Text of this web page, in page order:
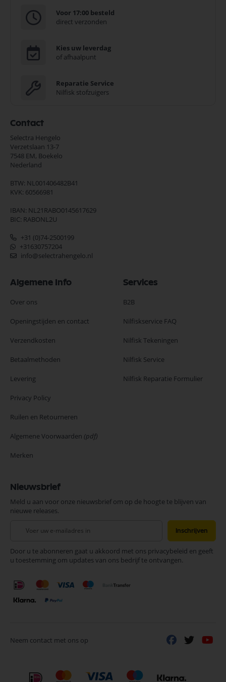
Voor 17:00 besteld
direct verzonden
Kies uw leverdag
of afhaalpunt
Reparatie Service
Nilfisk stofzuigers
Contact
Selectra Hengelo
Verzetslaan 13-7
7548 EM, Boekelo
Nederland
BTW: NL001406482B41
KVK: 60566981
IBAN: NL21RABO0145617629
BIC: RABONL2U
+31 (0)74-2500199
+31630757204
info@selectrahengelo.nl
Algemene Info
Over ons
Openingstijden en contact
Verzendkosten
Betaalmethoden
Levering
Privacy Policy
Ruilen en Retourneren
Algemene Voorwaarden (pdf)
Merken
Services
B2B
Nilfiskservice FAQ
Nilfisk Tekeningen
Nilfisk Service
Nilfisk Reparatie Formulier
Nieuwsbrief
Meld u aan voor onze nieuwsbrief om op de hoogte te blijven van
nieuwe releases.
onze
nieuwsbrief
Inschrijven
Door u te abonneren gaat u akkoord met ons privacybeleid en geeft
u toestemming om updates van ons bedrijf te ontvangen.
Neem contact met ons op